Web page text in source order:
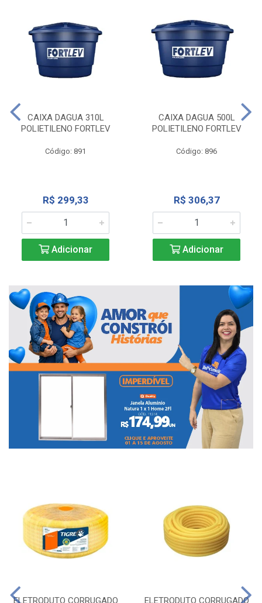
CAIXA DAGUA 310L
POLIETILENO FORTLEV
Código: 891
R$ 299,33
Adicionar
CAIXA DAGUA 500L
POLIETILENO FORTLEV
Código: 896
R$ 306,37
Adicionar
ELETRODUTO CORRUGADO
ELETRODUTO CORRUGADO